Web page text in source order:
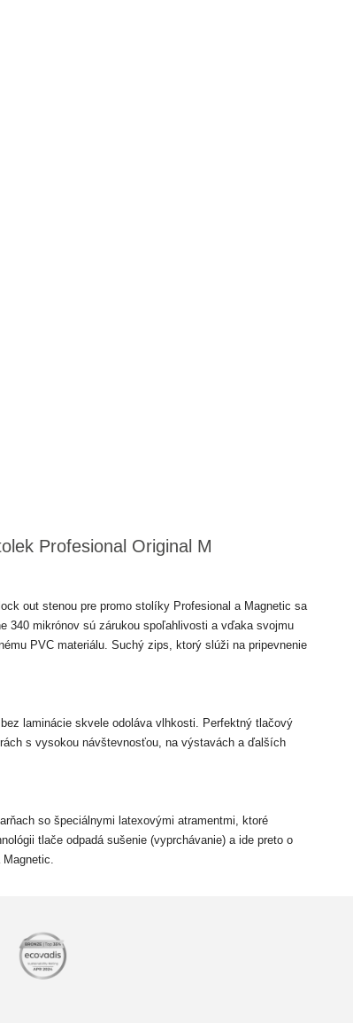
Profesional Original M
out stenou pre promo stolíky Profesional a Magnetic sa
340 mikrónov sú zárukou spoľahlivosti a vďaka svojmu
PVC materiálu. Suchý zips, ktorý slúži na pripevnenie
laminácie skvele odoláva vlhkosti. Perfektný tlačový
s vysokou návštevnosťou, na výstavách a ďalších
so špeciálnymi latexovými atramentmi, ktoré
tlače odpadá sušenie (vyprchávanie) a ide preto o